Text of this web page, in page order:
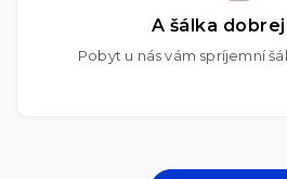
A šálka
Pobyt u nás vám spríjemní